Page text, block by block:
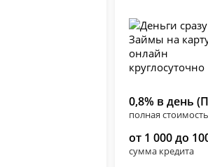
0,8% в день
полная
от 1 000 до
сумма кредита